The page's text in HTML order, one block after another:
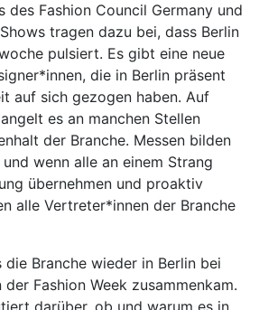
des Fashion Council Germany und
tragen dazu bei, dass Berlin
pulsiert. Es gibt eine neue
die in Berlin präsent
auf sich gezogen haben. Auf
es an manchen Stellen
der Branche. Messen bilden
wenn alle an einem Strang
übernehmen und proaktiv
alle Vertreter*innen der Branche
die Branche wieder in Berlin bei
der Fashion Week zusammenkam.